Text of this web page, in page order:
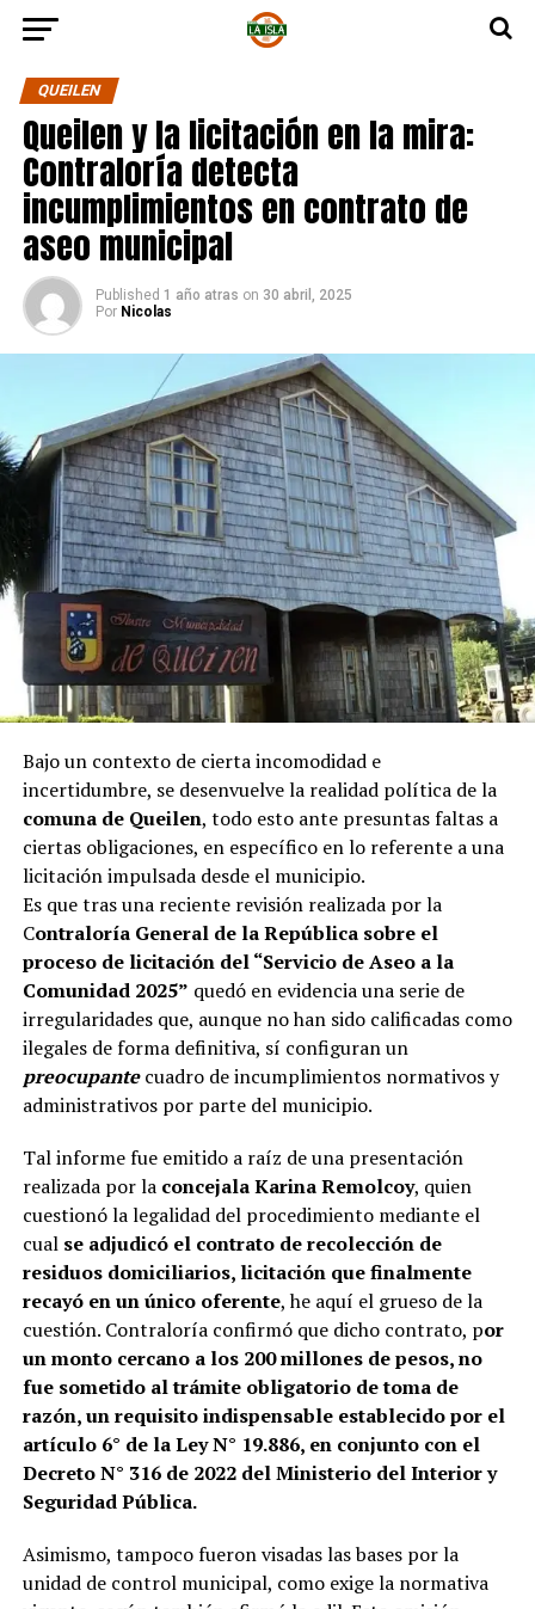
QUEILEN
Queilen y la licitación en la mira:
Contraloría detecta
incumplimientos en contrato de
aseo municipal
Published 1 año atras on 30 abril, 2025
Por Nicolas
Bajo un contexto de cierta incomodidad e
incertidumbre, se desenvuelve la realidad política de la
comuna de Queilen, todo esto ante presuntas faltas a
ciertas obligaciones, en específico en lo referente a una
licitación impulsada desde el municipio.
Es que tras una reciente revisión realizada por la
Contraloría General de la República sobre el
proceso de licitación del “Servicio de Aseo a la
Comunidad 2025” quedó en evidencia una serie de
irregularidades que, aunque no han sido calificadas como
ilegales de forma definitiva, sí configuran un
preocupantecuadro de incumplimientos normativos y
administrativos por parte del municipio.
Tal informe fue emitido a raíz de una presentación
realizada por la concejala Karina Remolcoy, quien
cuestionó la legalidad del procedimiento mediante el
cual se adjudicó el contrato de recolección de
residuos domiciliarios, licitación que finalmente
recayó en un único oferente, he aquí el grueso de la
cuestión. Contraloría confirmó que dicho contrato, por
un monto cercano a los 200 millones de pesos, no
fue sometido al trámite obligatorio de toma de
razón, un requisito indispensable establecido por el
artículo 6° de la Ley N° 19.886, en conjunto con el
Decreto N° 316 de 2022 del Ministerio del Interior y
Seguridad Pública.
Asimismo, tampoco fueron visadas las bases por la
unidad de control municipal, como exige la normativa